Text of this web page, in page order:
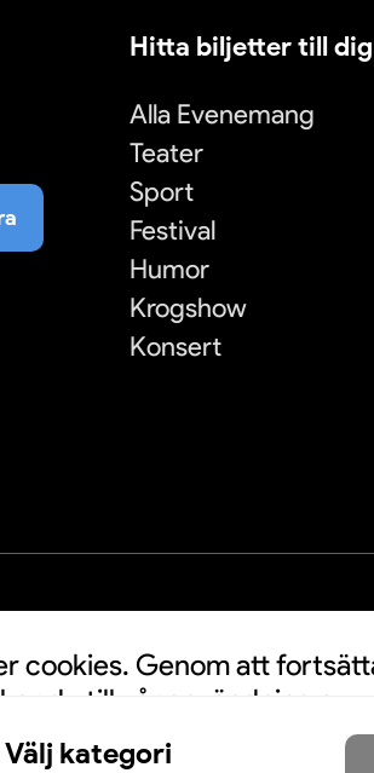
Välj kategori
Hitta biljetter till dig
Alla Evenemang
Teater
Sport
Festival
Humor
Krogshow
Konsert
cookies. Genom att
du till vår användning av
kan användas för